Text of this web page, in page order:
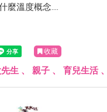
麼溫度概念....
收藏
生 、 親子 、 育兒生活、